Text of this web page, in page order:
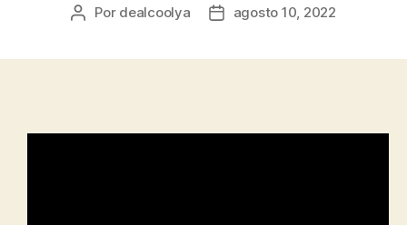
Autor
Por dealcoolya
Fechaagosto 10, 2022